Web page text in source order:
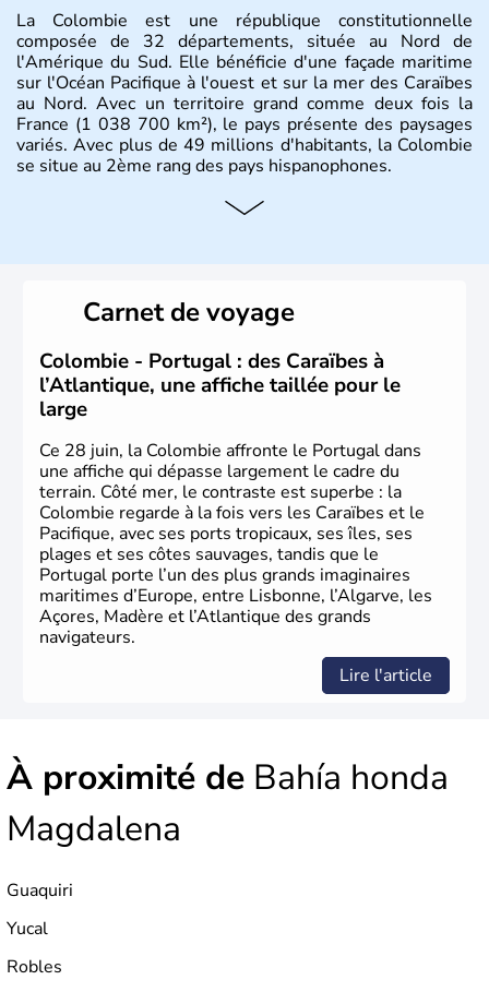
La Colombie est une république constitutionnelle
composée de 32 départements, située au Nord de
l'Amérique du Sud. Elle bénéficie d'une façade maritime
sur l'Océan Pacifique à l'ouest et sur la mer des Caraïbes
au Nord. Avec un territoire grand comme deux fois la
France (1 038 700 km²), le pays présente des paysages
variés. Avec plus de 49 millions d'habitants, la Colombie
se situe au 2ème rang des pays hispanophones.
Histoire et administration
en 1538, qui est toujours la capitale. C'est en 1810, que
le premier parlement s'établit à Bogotà, suivi en 1813
par la proclamation de l'indépendance. la Colombie est
une République depuis 1830.
Carnet de voyage
Colombie - Portugal : des Caraïbes à
l’Atlantique, une affiche taillée pour le
large
Ce 28 juin, la Colombie affronte le Portugal dans
une affiche qui dépasse largement le cadre du
terrain. Côté mer, le contraste est superbe : la
Colombie regarde à la fois vers les Caraïbes et le
Pacifique, avec ses ports tropicaux, ses îles, ses
plages et ses côtes sauvages, tandis que le
Portugal porte l’un des plus grands imaginaires
maritimes d’Europe, entre Lisbonne, l’Algarve, les
Açores, Madère et l’Atlantique des grands
navigateurs.
Lire l'article
À proximité de Bahía honda
Magdalena
Guaquiri
Yucal
Robles